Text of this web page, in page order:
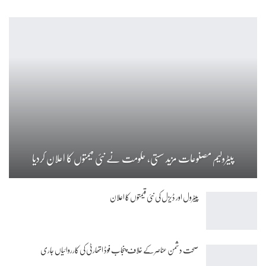
پیٹرولیم مصنوعات مزید سستی، حکومت نے نئی قیمتوں کا اعلان کردیا
پیٹرول اور ڈیزل کی نئی قیمتوں کا اعلان
صحت دشمن عناصر کے خلاف پنجاب فوڈ اتھارٹی کی کارروائیاں جاری